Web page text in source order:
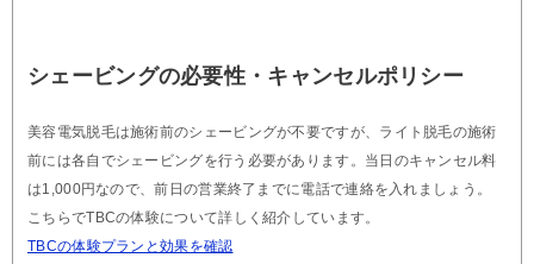
シェービングの必要性・キャンセルポリシー
美容電気脱毛は施術前のシェービングが不要ですが、ライト脱毛の施術
前には各自でシェービングを行う必要があります。当日のキャンセル料
は1,000円なので、前日の営業終了までに電話で連絡を入れましょう。
こちらでTBCの体験について詳しく紹介しています。
TBCの体験プランと効果を確認